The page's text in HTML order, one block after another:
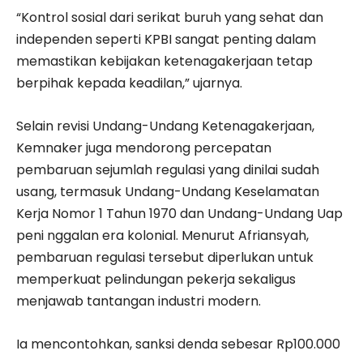
“Kontrol sosial dari serikat buruh yang sehat dan
independen seperti KPBI sangat penting dalam
memastikan kebijakan ketenagakerjaan tetap
berpihak kepada keadilan,” ujarnya.
Selain revisi Undang-Undang Ketenagakerjaan,
Kemnaker juga mendorong percepatan
pembaruan sejumlah regulasi yang dinilai sudah
usang, termasuk Undang-Undang Keselamatan
Kerja Nomor 1 Tahun 1970 dan Undang-Undang Uap
peni nggalan era kolonial. Menurut Afriansyah,
pembaruan regulasi tersebut diperlukan untuk
memperkuat pelindungan pekerja sekaligus
menjawab tantangan industri modern.
Ia mencontohkan, sanksi denda sebesar Rp100.000